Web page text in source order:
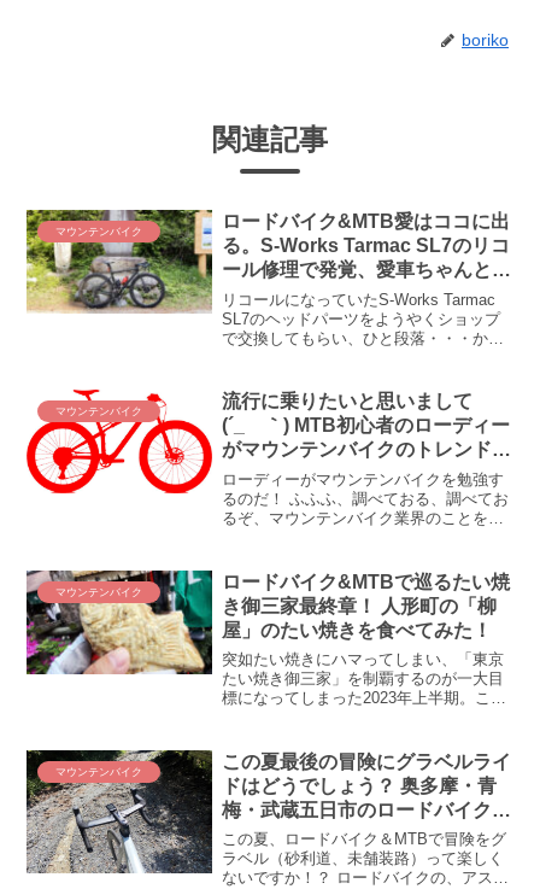
boriko
関連記事
マウンテンバイク
ロードバイク&MTB愛はココに出
る。S-Works Tarmac SL7のリコ
ール修理で発覚、愛車ちゃんとメ
ンテしてますか？
リコールになっていたS-Works Tarmac
SL7のヘッドパーツをようやくショップ
で交換してもらい、ひと段落・・・かと
イク＆マウンテンバイク、大切に安全に
楽しむならショップでしっかりメンテナ
ンスしてもらいましょう！ なお話です。
マウンテンバイク
流行に乗りたいと思いまして
(´_ゝ｀) MTB初心者のローディー
がマウンテンバイクのトレンドを
追ってみた！
ローディーがマウンテンバイクを勉強す
るのだ！ ふふふ、調べておる、調べてお
るぞ、マウンテンバイク業界のことを
もうとしているのか、まずはそこから知
りたい気分じゃ...
マウンテンバイク
ロードバイク&MTBで巡るたい焼
き御三家最終章！ 人形町の「柳
屋」のたい焼きを食べてみた！
突如たい焼きにハマってしまい、「東京
たい焼き御三家」を制覇するのが一大目
標になってしまった2023年上半期。これ
家は人形町の「柳屋」のみ！ これはもう
行くしかない、食べるしかない柳屋のた
い焼き！ たい焼き御三家・全制覇の記録
をご覧ください。
マウンテンバイク
この夏最後の冒険にグラベルライ
ドはどうでしょう？ 奥多摩・青
梅・武蔵五日市のロードバイク＆
MTBレンタルショップ一覧
この夏、ロードバイク＆MTBで冒険をグ
ラベル（砂利道、未舗装路）って楽しく
ないですか！？ ロードバイクの、アスフ